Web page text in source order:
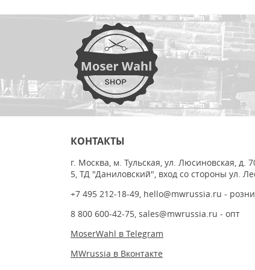
КОНТАКТЫ
г. Москва, м. Тульская, ул. Люсиновская, д.
5, ТД "Даниловский", вход со стороны ул.
+7 495 212-18-49, hello@mwrussia.ru -
8 800 600-42-75, sales@mwrussia.ru - опт
MoserWahl в Telegram
MWrussia в Вконтакте